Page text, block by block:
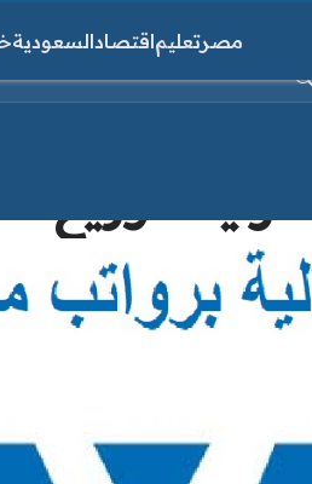
مصرتعليماقتصادالسعودية